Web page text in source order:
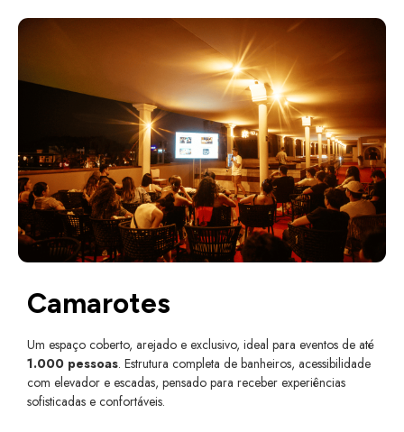
Camarotes
Um espaço coberto, arejado e exclusivo, ideal para eventos de até
1.000 pessoas. Estrutura completa de banheiros, acessibilidade
com elevador e escadas, pensado para receber experiências
sofisticadas e confortáveis.